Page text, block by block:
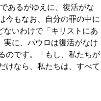
あるがゆえに、復活がな
今もなお、自分の罪の中に
ないわけで「キリストにあ
実に、パウロは復活がなけ
のです。「もし、私たちが
けなら、私たちは、すべて